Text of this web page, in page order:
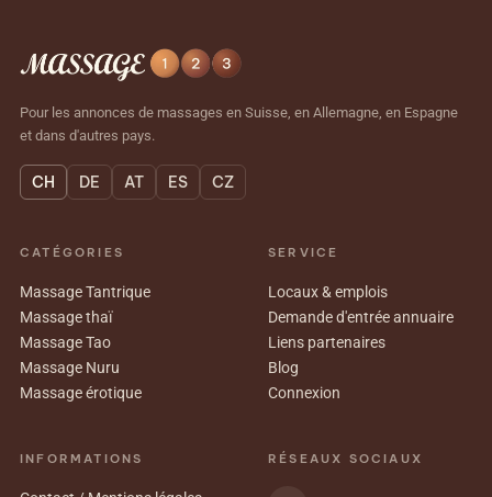
Pour les annonces de massages en Suisse, en Allemagne, en Espagne
et dans d'autres pays.
CH DE AT ES CZ
CATÉGORIES
Massage Tantrique
Massage thaï
Massage Tao
Massage Nuru
Massage érotique
SERVICE
Locaux & emplois
Demande d'entrée annuaire
Liens partenaires
Blog
Connexion
INFORMATIONS RÉSEAUX SOCIAUX